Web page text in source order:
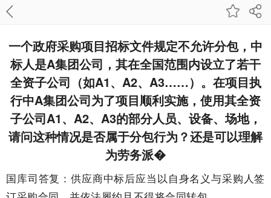
一个政府采购项目招标文件规定不允许分包，中
标人是A集团公司，其在全国范围内设立了若干
全资子公司（如A1、A2、A3……）。在项目执
行中A集团公司为了项目顺利实施，使用其全资
子公司A1、A2、A3的部分人员、设备、场地，
请问这种情况是否属于分包行为？还是可以理解
为劳务派�
国库司答复：供应商中标后应当以自身名义与采购人签